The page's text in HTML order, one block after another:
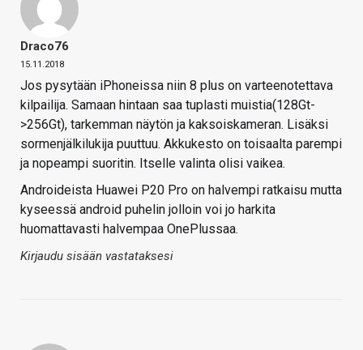
Draco76
15.11.2018
Jos pysytään iPhoneissa niin 8 plus on varteenotettava
kilpailija. Samaan hintaan saa tuplasti muistia(128Gt-
>256Gt), tarkemman näytön ja kaksoiskameran. Lisäksi
sormenjälkilukija puuttuu. Akkukesto on toisaalta parempi
ja nopeampi suoritin. Itselle valinta olisi vaikea.
Androideista Huawei P20 Pro on halvempi ratkaisu mutta
kyseessä android puhelin jolloin voi jo harkita
huomattavasti halvempaa OnePlussaa.
Kirjaudu sisään vastataksesi